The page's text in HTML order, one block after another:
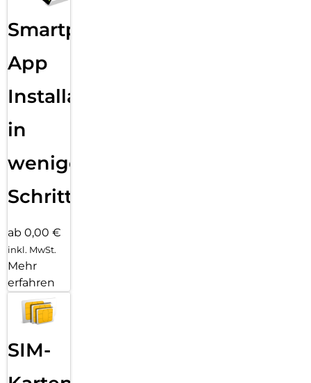
Smartphone
App
Installation
in
wenigen
Schritten
ab 0,00 €
inkl. MwSt.
Mehr
erfahren
SIM-